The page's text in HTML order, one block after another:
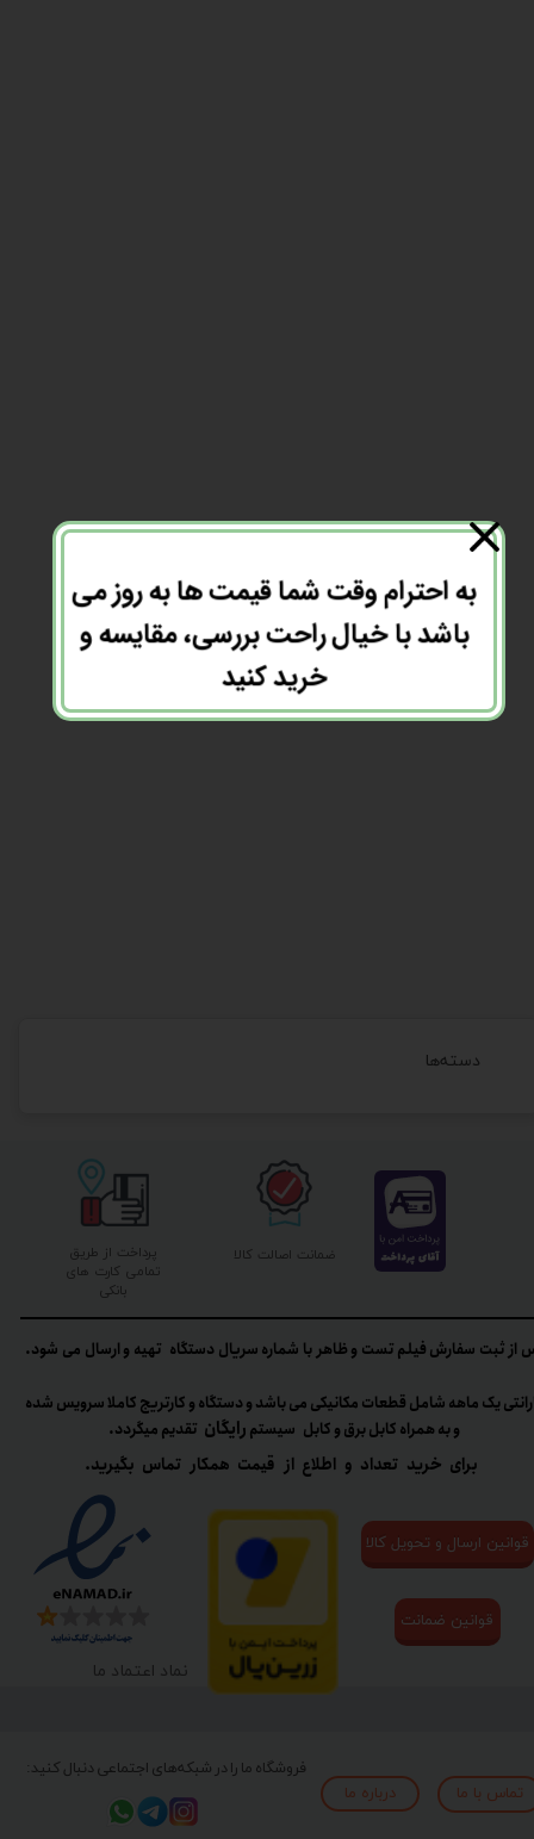
دسته‌ها
پرداخت از طریق
تمامی کارت های
بانکی
ضمانت اصالت کالا
فروشگاه ما را در شبکه‌های اجتماعی دنبال کنید:
نماد اعتماد ما
تماس با ما درباره ما
برای خرید تعداد و اطلاع از قیمت همکار تماس بگیرید.
از ثبت سفارش فیلم تست و ظاهر با شماره سریال دستگاه تهیه و ارسال می شود.
یک ماهه شامل قطعات مکانیکی می باشد و دستگاه و کارتریج کاملا سرویس شده
و به همراه کابل برق و کابل سیستم رایگان تقدیم میگردد.​​​​​​​
قوانین ارسال و تحویل کالا
قوانین ضمانت
به احترام وقت شما قیمت ها به روز می
باشد با خیال راحت بررسی، مقایسه و
خرید کنید